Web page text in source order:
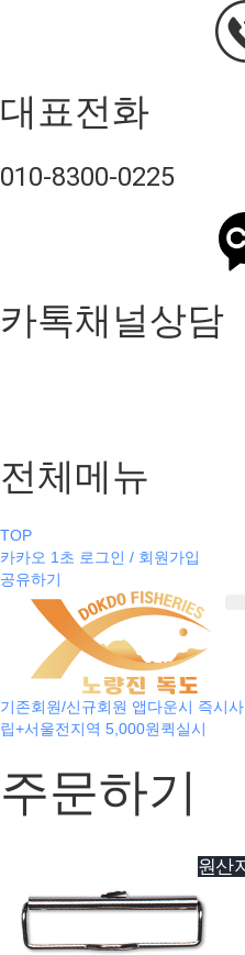
대표전화
010-8300-0225
카톡채널상담
전체메뉴
TOP
카카오 1초 로그인 / 회원가입
공유하기
기존회원/신규회원 앱다운시 즉시
립+서울전지역 5,000원퀵실시
주문하기
원산